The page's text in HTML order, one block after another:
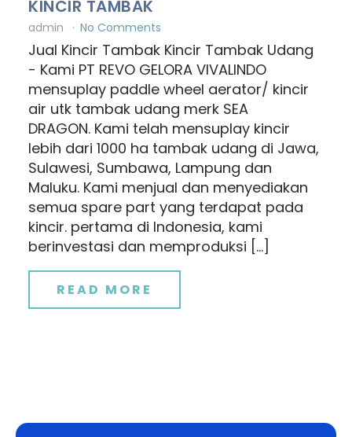
KINCIR TAMBAK
admin No Comments
Jual Kincir Tambak Kincir Tambak Udang
- Kami PT REVO GELORA VIVALINDO
mensuplay paddle wheel aerator/ kincir
air utk tambak udang merk SEA
DRAGON. Kami telah mensuplay kincir
lebih dari 1000 ha tambak udang di Jawa,
Sulawesi, Sumbawa, Lampung dan
Maluku. Kami menjual dan menyediakan
semua spare part yang terdapat pada
kincir. pertama di Indonesia, kami
berinvestasi dan memproduksi […]
READ MORE